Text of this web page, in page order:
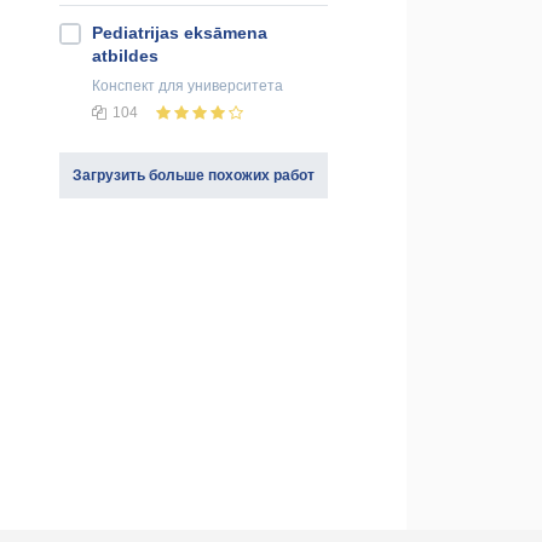
Pediatrijas eksāmena
atbildes
Конспект для университета
104
Загрузить больше похожих работ